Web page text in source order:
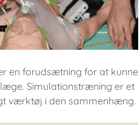
en forudsætning for at kunne
Simulationstræning er et
værktøj i den sammenhæng.